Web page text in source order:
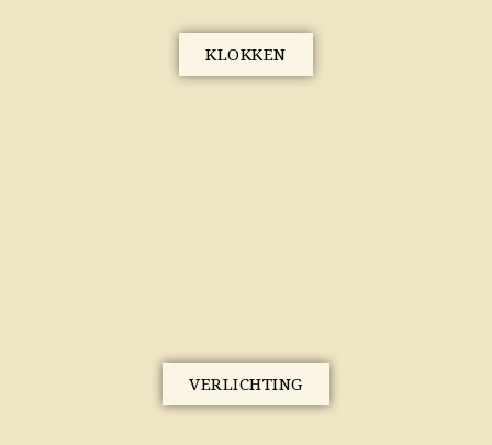
KLOKKEN
VERLICHTING